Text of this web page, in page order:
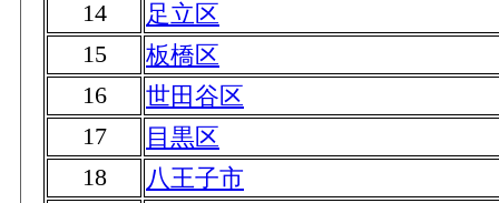
14
足立区
15
板橋区
16
世田谷区
17
目黒区
18
八王子市